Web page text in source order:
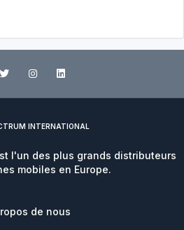
INTERNATIONAL
l'un des plus grands distributeurs
mobiles en Europe.
de nous